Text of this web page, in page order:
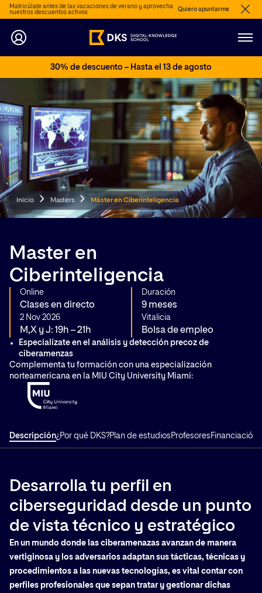
Matricúlate antes de las vacaciones de verano y aprovecha
nuestros descuentos activos
Quiero apuntarme
30% de descuento – Hasta el 13 de agosto
Inicio Masters Máster en Ciberinteligencia
Master en
Ciberinteligencia
Online
Clases en directo
Duración
9 meses
2 Nov 2026
M,X y J: 19h – 21h
Vitalicia
Bolsa de empleo
Especialízate en el análisis y detección precoz de
ciberamenzas
Complementa tu formación con una especialización
norteamericana en la MIU City University Miami:
Descripción¿Por qué DKS?Plan de estudios Profesores Financiación
Desarrolla tu perfil en
ciberseguridad desde un punto
de vista técnico y estratégico
En un mundo donde las ciberamenazas avanzan de manera
vertiginosa y los adversarios adaptan sus tácticas, técnicas y
procedimientos a las nuevas tecnologías, es vital contar con
perfiles profesionales que sepan tratar y gestionar dichas